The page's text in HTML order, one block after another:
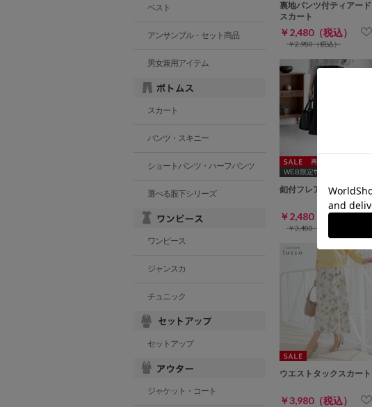
裏地パンツ付ティアード
スカート
￥2,480（税込）
￥2,980（税込）
WEB限定ｻｲｽﾞ[3L]
釦付フレアスカート
￥2,480（税込）
￥3,480（税込）
ウエストタックスカート
￥3,980（税込）
ベスト
アンサンブル・セット商品
男女兼用アイテム
スカート
パンツ・スキニー
ショートパンツ・ハーフパンツ
選べる股下シリーズ
ワンピース
ジャンスカ
チュニック
セットアップ
ジャケット・コート